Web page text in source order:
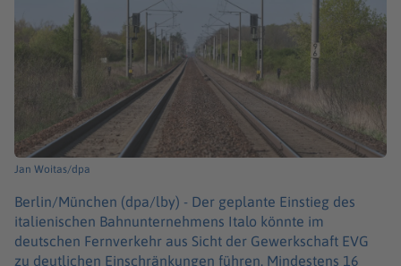
Jan Woitas/dpa
Berlin/München (dpa/lby) - Der geplante Einstieg des
italienischen Bahnunternehmens Italo könnte im
deutschen Fernverkehr aus Sicht der Gewerkschaft EVG
zu deutlichen Einschränkungen führen. Mindestens 16